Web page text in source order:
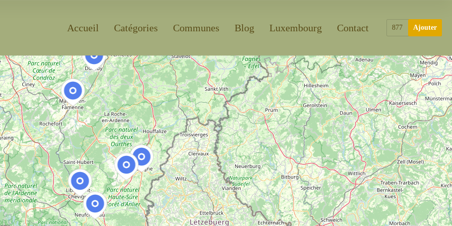
Accueil Catégories Communes Blog Luxembourg Contact 877 Ajouter